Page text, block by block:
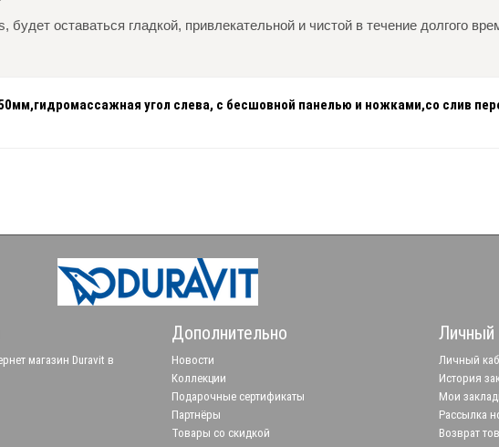
будет оставаться гладкой, привлекательной и чистой в течение долгого
угол слева, с бесшовной панелью и ножками,со слив
магазин Duravit в
Дополнительно
Новости
Коллекции
Подарочные сертификаты
Партнёры
Товары со скидкой
Личный
Личный
История
Мои
Рассылка
Возврат